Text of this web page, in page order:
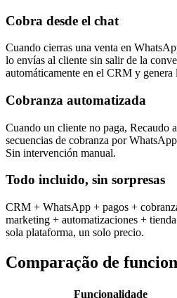
Cobra desde el chat
Cuando cierras una venta en
lo envías al cliente sin salir de la
automáticamente en el CRM y genera
Cobranza automatizada
Cuando un cliente no paga, Recaudo
secuencias de cobranza por
Sin intervención manual.
Todo incluido, sin sorpresas
CRM + WhatsApp + pagos +
marketing + automatizaciones +
sola plataforma, un solo precio.
Comparação de
Funcionalidade